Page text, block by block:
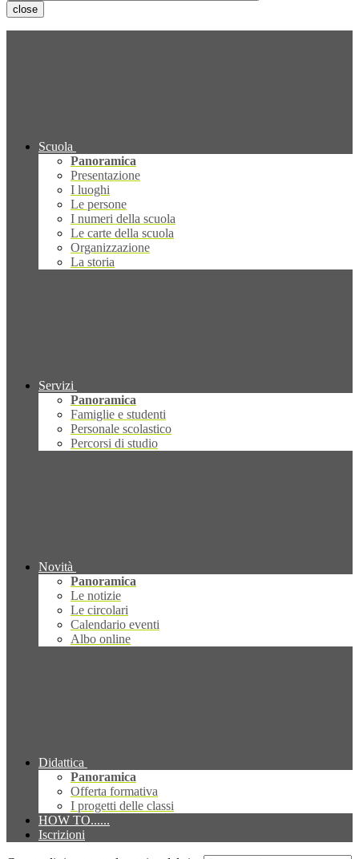
close
Scuola
Panoramica
Presentazione
I luoghi
Le persone
I numeri della scuola
Le carte della scuola
Organizzazione
La storia
Servizi
Panoramica
Famiglie e studenti
Personale scolastico
Percorsi di studio
Novità
Panoramica
Le notizie
Le circolari
Calendario eventi
Albo online
Didattica
Panoramica
Offerta formativa
I progetti delle classi
HOW TO......
Iscrizioni